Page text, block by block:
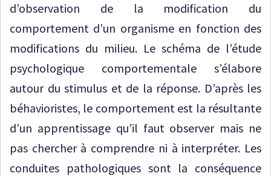
d’observation de la modification du
comportement d’un organisme en fonction des
modifications du milieu. Le schéma de l’étude
psychologique comportementale s’élabore
autour du stimulus et de la réponse. D’après les
béhavioristes, le comportement est la résultante
d’un apprentissage qu’il faut observer mais ne
pas chercher à comprendre ni à interpréter. Les
conduites pathologiques sont la conséquence